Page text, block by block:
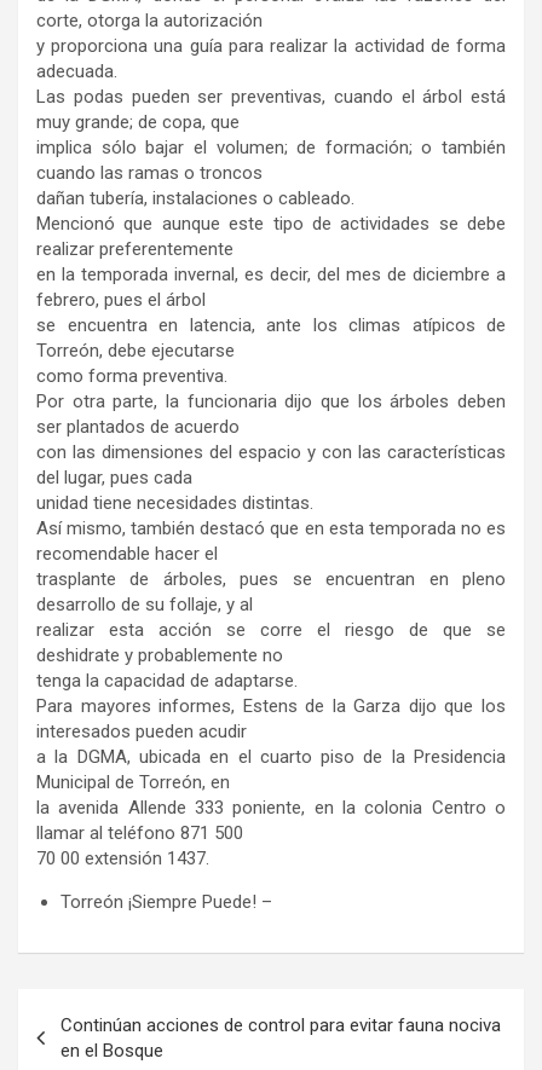
corte, otorga la autorización
y proporciona una guía para realizar la actividad de forma
adecuada.
Las podas pueden ser preventivas, cuando el árbol está
muy grande; de copa, que
implica sólo bajar el volumen; de formación; o también
cuando las ramas o troncos
dañan tubería, instalaciones o cableado.
Mencionó que aunque este tipo de actividades se debe
realizar preferentemente
en la temporada invernal, es decir, del mes de diciembre a
febrero, pues el árbol
se encuentra en latencia, ante los climas atípicos de
Torreón, debe ejecutarse
como forma preventiva.
Por otra parte, la funcionaria dijo que los árboles deben
ser plantados de acuerdo
con las dimensiones del espacio y con las características
del lugar, pues cada
unidad tiene necesidades distintas.
Así mismo, también destacó que en esta temporada no es
recomendable hacer el
trasplante de árboles, pues se encuentran en pleno
desarrollo de su follaje, y al
realizar esta acción se corre el riesgo de que se
deshidrate y probablemente no
tenga la capacidad de adaptarse.
Para mayores informes, Estens de la Garza dijo que los
interesados pueden acudir
a la DGMA, ubicada en el cuarto piso de la Presidencia
Municipal de Torreón, en
la avenida Allende 333 poniente, en la colonia Centro o
llamar al teléfono 871 500
70 00 extensión 1437.
Torreón ¡Siempre Puede! –
de
Continúan acciones de control para evitar fauna nociva
en el Bosque